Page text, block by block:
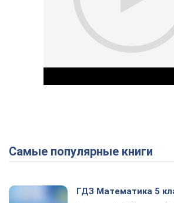
Play
Самые популярные книги
ГДЗ Математика 5